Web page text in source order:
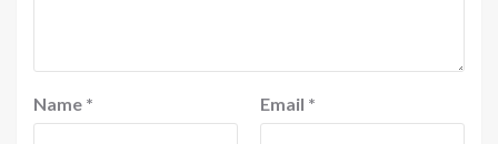
Name * Email *